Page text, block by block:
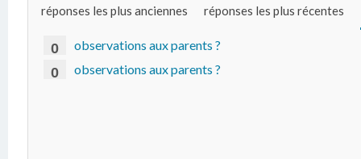
réponses les plus anciennes réponses les plus récentes
0 observations aux parents ?
0 observations aux parents ?